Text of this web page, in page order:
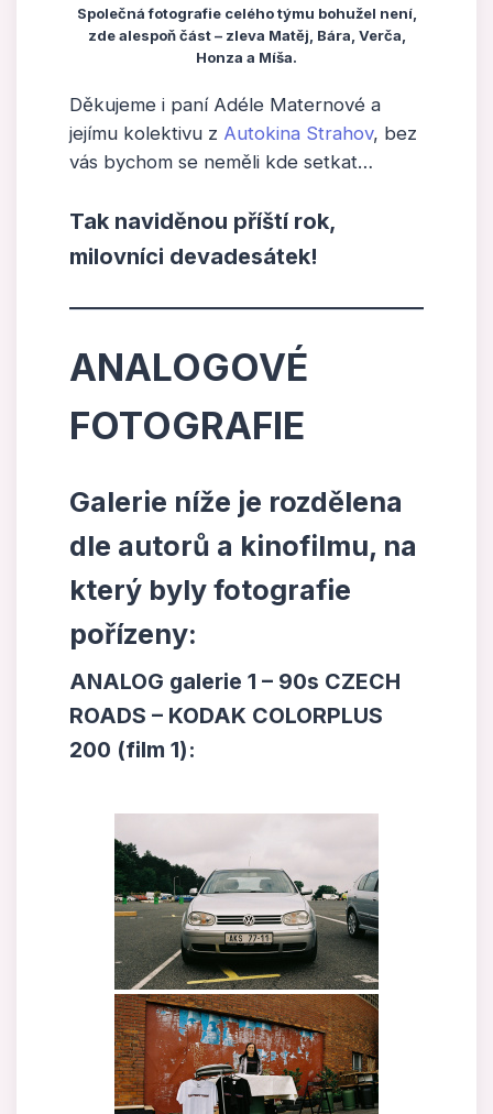
Společná fotografie celého týmu bohužel není,
zde alespoň část – zleva Matěj, Bára, Verča,
Honza a Míša.
Děkujeme i paní Adéle Maternové a
jejímu kolektivu z Autokina Strahov, bez
vás bychom se neměli kde setkat…
Tak naviděnou příští rok,
milovníci devadesátek!
ANALOGOVÉ
FOTOGRAFIE
Galerie níže je rozdělena
dle autorů a kinofilmu, na
který byly fotografie
pořízeny:
ANALOG galerie 1 – 90s CZECH
ROADS – KODAK COLORPLUS
200 (film 1):